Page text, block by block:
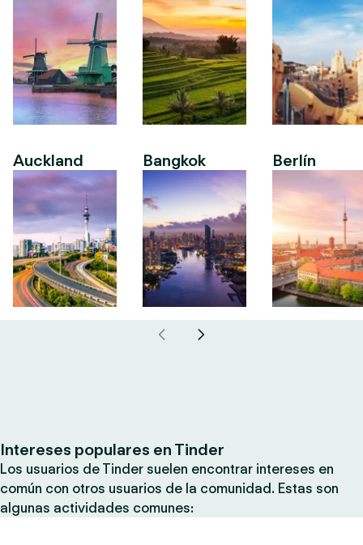
Auckland Bangkok Berlín
Intereses populares en Tinder
Los usuarios de Tinder suelen encontrar intereses en
común con otros usuarios de la comunidad. Estas son
algunas actividades comunes: